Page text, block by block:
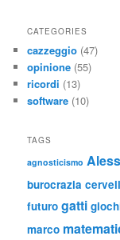
CATEGORIES
cazzeggio (47)
opinione (55)
ricordi (13)
software (10)
TAGS
agnosticismo
burocrazia
futuro gatti
marco